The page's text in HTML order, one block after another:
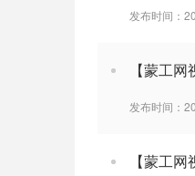
发布时间：
【蒙工
发布时间：
【蒙工